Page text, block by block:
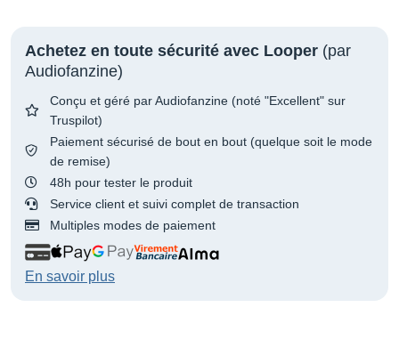
Achetez en toute sécurité avec Looper (par
Audiofanzine)
Conçu et géré par Audiofanzine (noté "Excellent" sur
Truspilot)
Paiement sécurisé de bout en bout (quelque soit le mode
de remise)
48h pour tester le produit
Service client et suivi complet de transaction
Multiples modes de paiement
En savoir plus